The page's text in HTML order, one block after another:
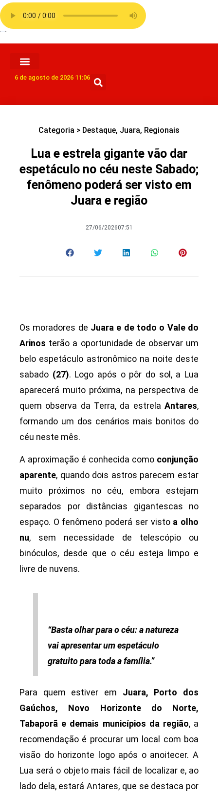
6 de agosto de 2026 11:06
Categoria > Destaque, Juara, Regionais
Lua e estrela gigante vão dar
espetáculo no céu neste Sabado;
fenômeno poderá ser visto em
Juara e região
27/06/202607:51
Os moradores de Juara e de todo o Vale do
Arinos terão a oportunidade de observar um
belo espetáculo astronômico na noite deste
sabado (27). Logo após o pôr do sol, a Lua
aparecerá muito próxima, na perspectiva de
quem observa da Terra, da estrela Antares,
formando um dos cenários mais bonitos do
céu neste mês.
A aproximação é conhecida como conjunção
aparente, quando dois astros parecem estar
muito próximos no céu, embora estejam
separados por distâncias gigantescas no
espaço. O fenômeno poderá ser visto a olho
nu, sem necessidade de telescópio ou
binóculos, desde que o céu esteja limpo e
livre de nuvens.
“Basta olhar para o céu: a natureza
vai apresentar um espetáculo
gratuito para toda a família.”
Para quem estiver em Juara, Porto dos
Gaúchos, Novo Horizonte do Norte,
Tabaporã e demais municípios da região, a
recomendação é procurar um local com boa
visão do horizonte logo após o anoitecer. A
Lua será o objeto mais fácil de localizar e, ao
lado dela, estará Antares, que se destaca por